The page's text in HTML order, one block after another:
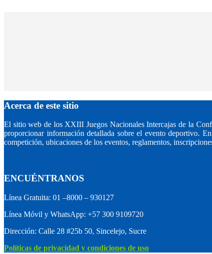
Acerca de este sitio
El sitio web de los XXIII Juegos Nacionales Intercajas de la
proporcionar información detallada sobre el evento deportivo.
competición, ubicaciones de los eventos, reglamentos,
ENCUÉNTRANOS
Línea Gratuita: 01 –8000 – 930127
Línea Móvil y WhatsApp: +57 300 9109720
Dirección: Calle 28 #25b 50, Sincelejo, Sucre
Políticas de privacidad y condiciones de uso